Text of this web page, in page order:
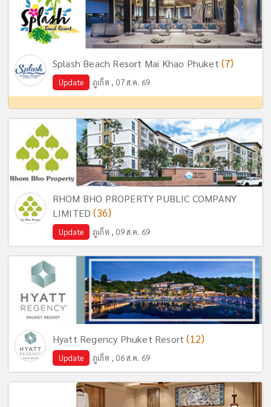
Splash Beach Resort Mai Khao Phuket (7)
Update ภูเก็ต , 07 ส.ค. 69
RHOM BHO PROPERTY PUBLIC COMPANY
LIMITED(36)
Update ภูเก็ต , 09 ส.ค. 69
Hyatt Regency Phuket Resort(12)
Update ภูเก็ต , 06 ส.ค. 69